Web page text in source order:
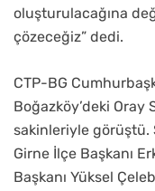
oluşturulacağına
çözeceğiz” dedi.
CTP-BG
Boğazköy’deki Oray
sakinleriyle görüştü.
Girne İlçe Başkanı
Başkanı Yüksel